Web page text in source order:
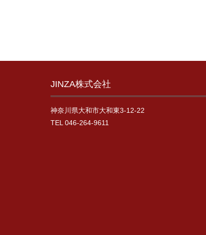
JINZA株式会社
神奈川県大和市大和東3-12-22
TEL 046-264-9611